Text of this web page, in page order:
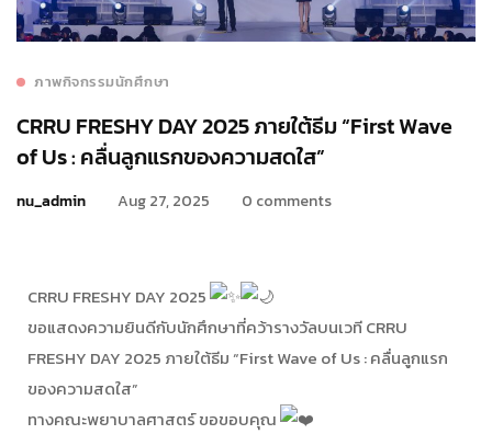
ภาพกิจกรรมนักศึกษา
CRRU FRESHY DAY 2025 ภายใต้ธีม “First Wave
of Us : คลื่นลูกแรกของความสดใส”
nu_admin Aug 27, 2025 0 comments
CRRU FRESHY DAY 2025
ขอแสดงความยินดีกับนักศึกษาที่คว้ารางวัลบนเวที CRRU
FRESHY DAY 2025 ภายใต้ธีม “First Wave of Us : คลื่นลูกแรก
ของความสดใส”
ทางคณะพยาบาลศาสตร์ ขอขอบคุณ